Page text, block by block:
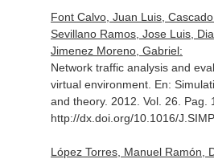
Font Calvo, Juan Luis,
Sevillano Ramos, Jose Luis,
Jimenez Moreno, Gabriel:
Network traffic analysis and
virtual environment. En:
and theory. 2012. Vol. 26. Pag.
http://dx.doi.org/10.1016/
López Torres, Manuel Ramón,